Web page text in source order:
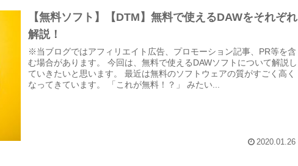
【無料ソフト】【DTM】無料で使えるDAWをそれぞれ
解説！
※当ブログではアフィリエイト広告、プロモーション記事、PR等を含
む場合があります。 今回は、無料で使えるDAWソフトについて解説し
ていきたいと思います。 最近は無料のソフトウェアの質がすごく高く
なってきています。 「これが無料！？」 みたい...
2020.01.26